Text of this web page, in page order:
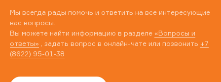
Мы всегда рады помочь и ответить на все интересующие
вас вопросы.
Вы можете найти информацию в разделе «Вопросы и
ответы» , задать вопрос в онлайн-чате или позвонить +7
(8622) 95-01-38